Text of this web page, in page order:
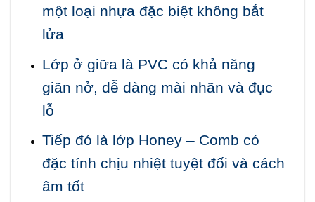
một loại nhựa đặc biệt không bắt
lửa
Lớp ở giữa là PVC có khả năng
giãn nở, dễ dàng mài nhãn và đục
lỗ
Tiếp đó là lớp Honey – Comb có
đặc tính chịu nhiệt tuyệt đối và cách
âm tốt